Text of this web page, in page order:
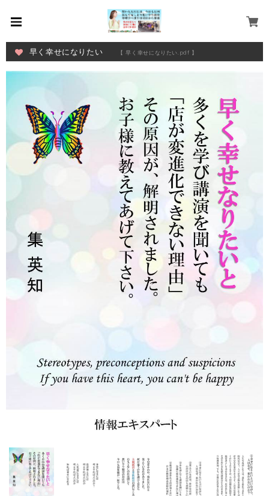
早く幸せになりたい 【 早く幸せになりたい.pdf 】